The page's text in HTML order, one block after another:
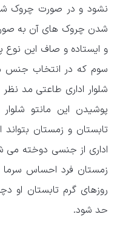
نشود و در صورت چروک
شدن چروک های آن به
و ایستاده و صاف این نوع
سوم که در انتخاب جنس
شلوار اداری طاعتی مد
پوشیدن این مانتو
تابستان و زمستان بتواند
اداری از جنسی دوخته می
زمستان فرد احساس
روزهای گرم تابستان او
حد شود.